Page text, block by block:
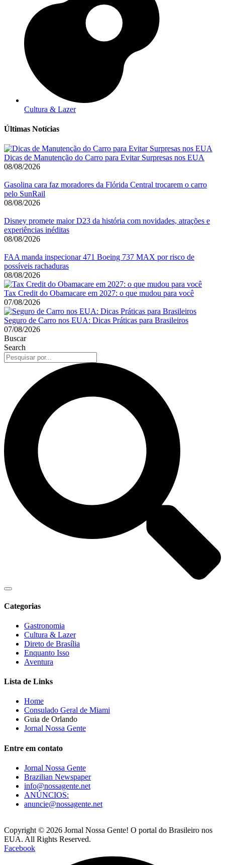
Cultura & Lazer
Últimas Notícias
Dicas de Manutenção do Carro para Evitar Surpresas nos EUA
08/08/2026
Gasolina cara faz moradores da Flórida Central trocarem o carro
pelo SunRail
08/08/2026
Disney promete maior D23 da história com novidades, atrações e
experiências inéditas
08/08/2026
FAA manda inspecionar 471 Boeing 737 MAX por risco de
possíveis rachaduras
08/08/2026
Tax Credit do Obamacare em 2027: o que mudou para você
07/08/2026
Seguro de Carro nos EUA: Dicas Práticas para Brasileiros
07/08/2026
Buscar
Search
Categorias
Gastronomia
Cultura & Lazer
Direto de Brasília
Enquanto Isso
Aventura
Lista de Links
Home
Consulado Geral de Miami
Guia de Orlando
Jornal Nossa Gente
Entre em contato
Jornal Nossa Gente
Brazilian Newspaper
info@nossagente.net
ANÚNCIOS:
anuncie@nossagente.net
Copyright © 2026 Jornal Nossa Gente! O portal do Brasileiro nos
EUA. All Rights Reserved.
Facebook